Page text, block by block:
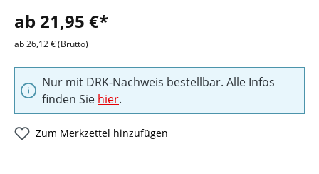
ab 21,95 €*
ab 26,12 € (Brutto)
Nur mit DRK-Nachweis bestellbar. Alle Infos
finden Sie hier.
Zum Merkzettel hinzufügen